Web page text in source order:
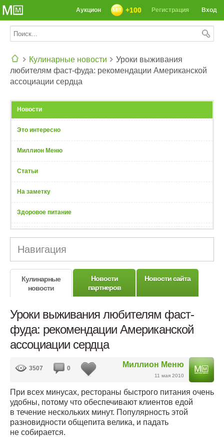
Вход
Регистрация
+100
Аукцион
Кулинарные новости
Уроки выживания
любителям фаст-фуда: рекомендации Американской
ассоциации сердца
Новости
Это интересно
Миллион Меню
Статьи
На заметку
Здоровое питание
Навигация
Кулинарные
новости
Новости
партнеров
Новости сайта
Уроки выживания любителям фаст-
фуда: рекомендации Американской
ассоциации сердца
Миллион Меню
11 мая 2010
3507 0
При всех минусах, рестораны быстрого питания очень
удобны, потому что обеспечивают клиентов едой
в течение нескольких минут. Популярность этой
разновидности общепита велика, и падать
не собирается.